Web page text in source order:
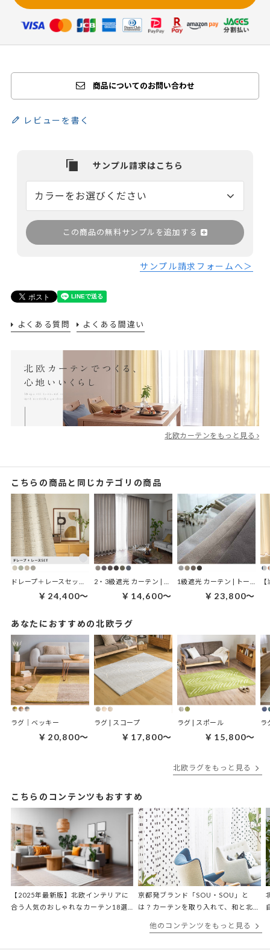
商品についてのお問い合わせ
レビューを書く
この商品の無料サンプルを追加する
サンプル請求フォームへ＞
よくある質問 よくある間違い
北欧カーテンをもっと見る
こちらの商品と同じカテゴリの商品
￥24,400～ ￥14,600～ ￥23,800～
あなたにおすすめの北欧ラグ
ラグ｜ベッキー
￥20,800～
ラグ | スコープ
￥17,800～
ラグ | スポール
￥15,800～
ラ
北欧ラグをもっと見る
こちらのコンテンツもおすすめ
【2025年最新版】北欧インテリアに
合う人気のおしゃれなカーテン18選
京都発ブランド「SOU・SOU」と
は？カーテンを取り入れて、和と北欧
他のコンテンツをもっと見る